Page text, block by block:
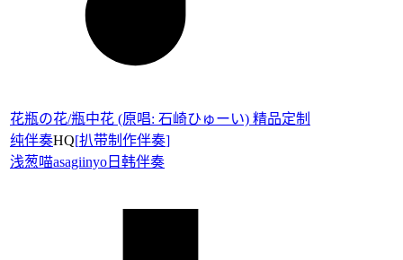
花瓶の花/瓶中花 (原唱: 石崎ひゅーい) 精品定制
纯伴奏HQ[扒带制作伴奏]
浅葱喵asagiinyo 日韩伴奏